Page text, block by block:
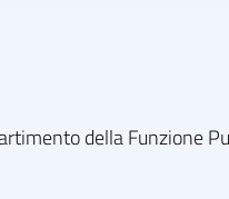
della Funzione